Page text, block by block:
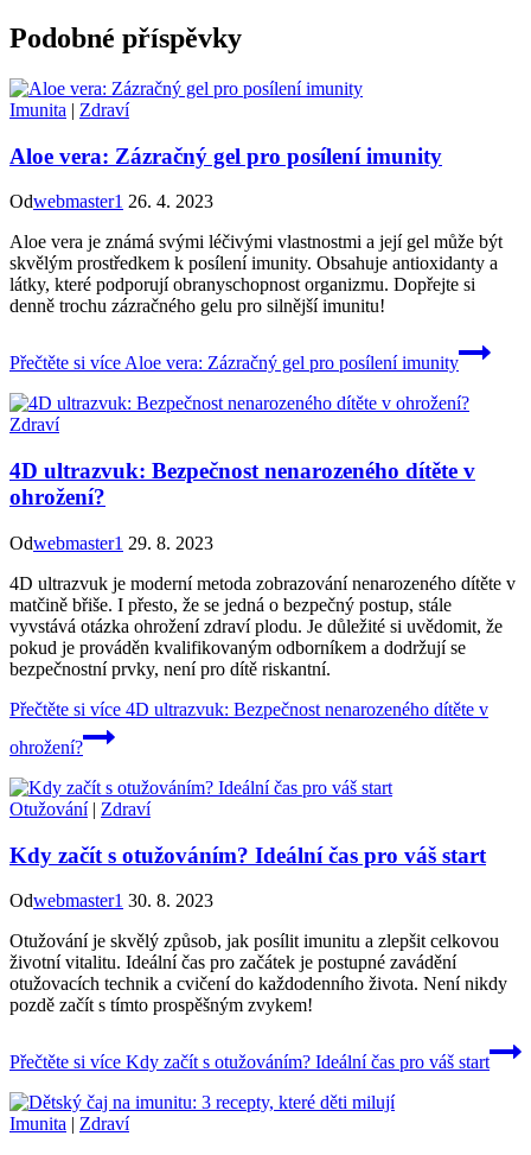
Podobné příspěvky
Imunita | Zdraví
Aloe vera: Zázračný gel pro posílení imunity
Odwebmaster1 26. 4. 2023
Aloe vera je známá svými léčivými vlastnostmi a její gel může být
skvělým prostředkem k posílení imunity. Obsahuje antioxidanty a
látky, které podporují obranyschopnost organizmu. Dopřejte si
denně trochu zázračného gelu pro silnější imunitu!
Přečtěte si více Aloe vera: Zázračný gel pro posílení imunity
Zdraví
4D ultrazvuk: Bezpečnost nenarozeného dítěte v
ohrožení?
Odwebmaster1 29. 8. 2023
4D ultrazvuk je moderní metoda zobrazování nenarozeného dítěte v
matčině břiše. I přesto, že se jedná o bezpečný postup, stále
vyvstává otázka ohrožení zdraví plodu. Je důležité si uvědomit, že
pokud je prováděn kvalifikovaným odborníkem a dodržují se
bezpečnostní prvky, není pro dítě riskantní.
Přečtěte si více 4D ultrazvuk: Bezpečnost nenarozeného dítěte v
ohrožení?
Otužování| Zdraví
Kdy začít s otužováním? Ideální čas pro váš start
Odwebmaster1 30. 8. 2023
Otužování je skvělý způsob, jak posílit imunitu a zlepšit celkovou
životní vitalitu. Ideální čas pro začátek je postupné zavádění
otužovacích technik a cvičení do každodenního života. Není nikdy
pozdě začít s tímto prospěšným zvykem!
Přečtěte si více Kdy začít s otužováním? Ideální čas pro váš start
Imunita | Zdraví